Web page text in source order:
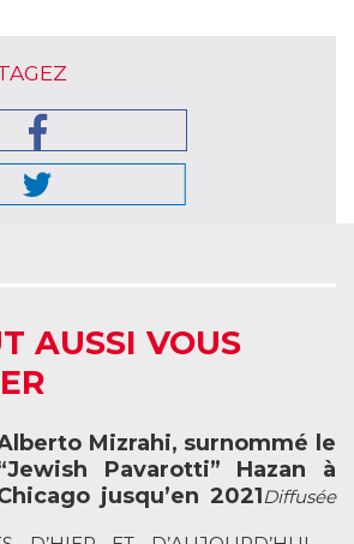
AUSSI VOUS
Mizrahi, surnommé le
Pavarotti” Hazan à
jusqu’en 2021Diffusée